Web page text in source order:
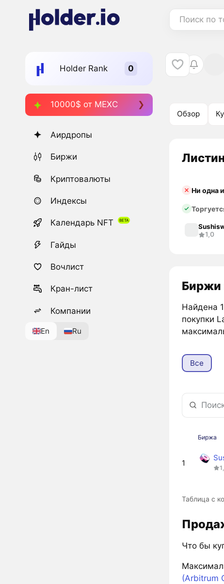
Поиск по
Holder Rank
10000$ от MEXC
Аирдропы
Биржи
Криптовалюты
Индексы
Календарь NFT
Гайды
Вочлист
Кран-лист
Компании
En Ru
Обзор
Ни одна
1,0
Биржи
Найдена
покупки
Все
Биржа
1
Таблица с
Что бы
(Arbitrum